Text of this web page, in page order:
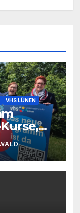
VHS LÜNEN